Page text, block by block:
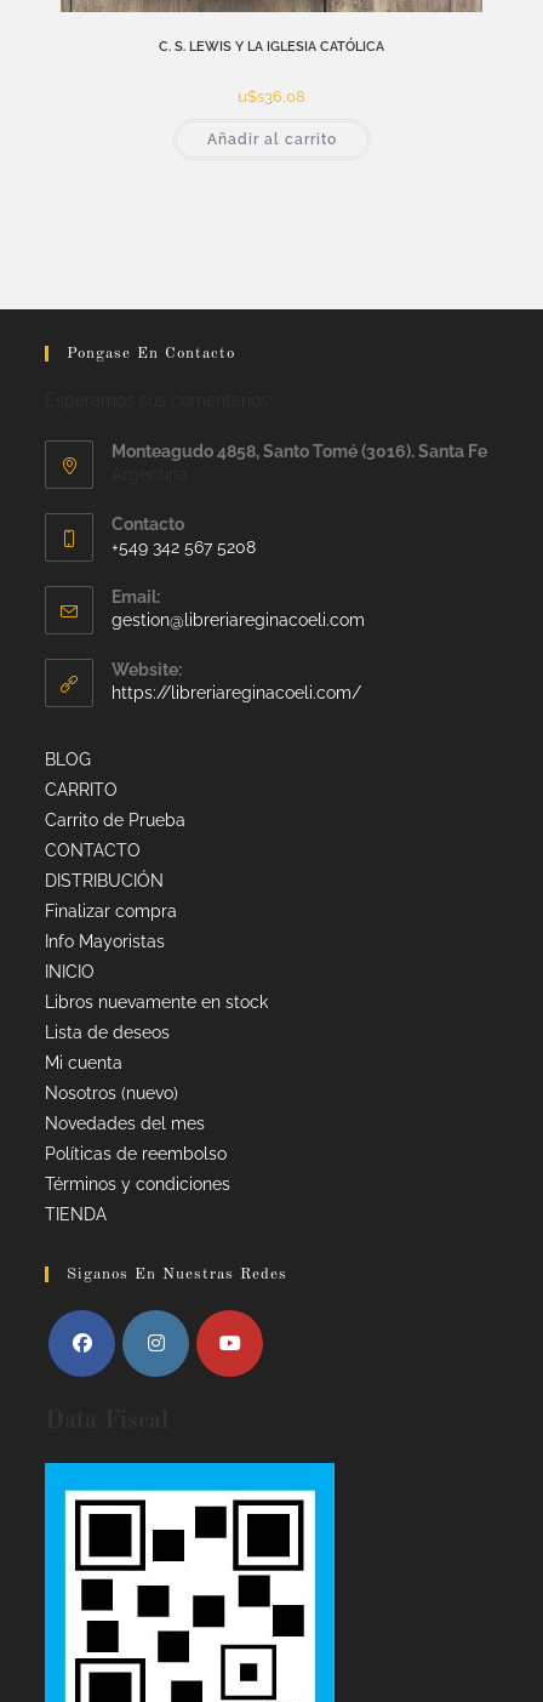
C. S. LEWIS Y LA IGLESIA CATÓLICA
u$s36,08
Añadir al carrito
Pongase En Contacto
Monteagudo 4858, Santo Tomé (3016). Santa Fe
Contacto
+549 342 567 5208
Email:
gestion@libreriareginacoeli.com
Website:
https://libreriareginacoeli.com/
BLOG
CARRITO
Carrito de Prueba
CONTACTO
DISTRIBUCIÓN
Finalizar compra
Info Mayoristas
INICIO
Libros nuevamente en stock
Lista de deseos
Mi cuenta
Nosotros (nuevo)
Novedades del mes
Políticas de reembolso
Términos y condiciones
TIENDA
Siganos En Nuestras Redes